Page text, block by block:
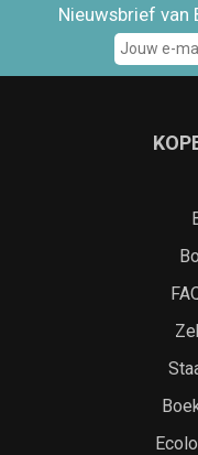
Nieuwsbrief van